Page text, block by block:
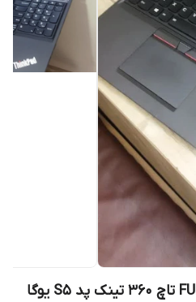
لپ تاپ استوک 15.6 FULL HD تاچ 360 تینک پد S5 یوگا